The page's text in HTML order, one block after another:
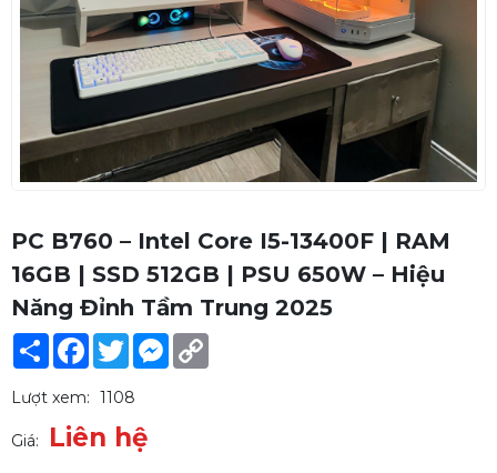
PC B760 – Intel Core I5-13400F | RAM
16GB | SSD 512GB | PSU 650W – Hiệu
Năng Đỉnh Tầm Trung 2025
Share Facebook
TwitterMessenger
Lượt xem: 1108
Giá: Liên hệ